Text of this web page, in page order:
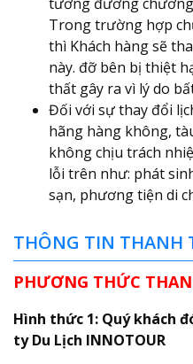
Trong trường hợp
thì Khách hàng sẽ
này. đỡ bên bị thiệt
thất gây ra vì lý do
Đối với sự thay đổi
hãng hàng không,
không chịu trách
lỗi trên như: phát
sạn, phương tiện di
THÔNG TIN THANH
PHƯƠNG THỨC
Hình thức 1: Quý khách
ty Du Lịch INNOTOUR